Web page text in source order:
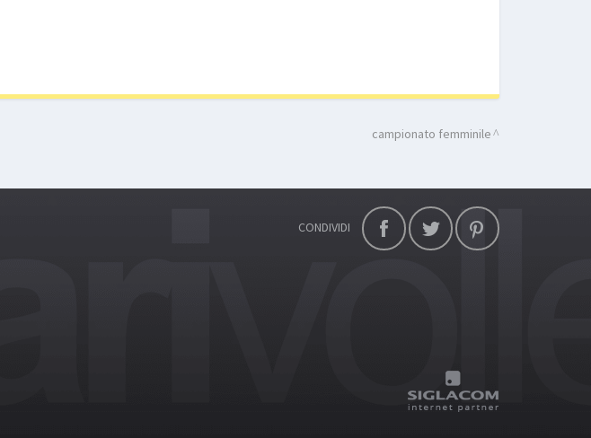
campionato femminile
CONDIVIDI